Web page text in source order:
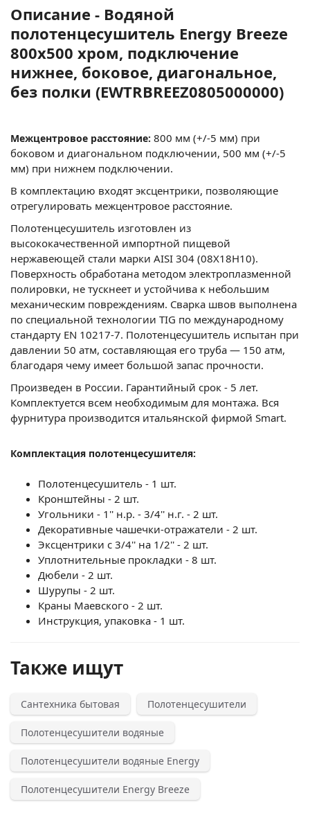
Описание - Водяной
полотенцесушитель Energy Breeze
800x500 хром, подключение
нижнее, боковое, диагональное,
без полки (EWTRBREEZ0805000000)
Межцентровое расстояние: 800 мм (+/-5 мм) при
боковом и диагональном подключении, 500 мм (+/-5
мм) при нижнем подключении.
В комплектацию входят эксцентрики, позволяющие
отрегулировать межцентровое расстояние.
Полотенцесушитель изготовлен из
высококачественной импортной пищевой
нержавеющей стали марки AISI 304 (08Х18Н10).
Поверхность обработана методом электроплазменной
полировки, не тускнеет и устойчива к небольшим
механическим повреждениям. Сварка швов выполнена
по специальной технологии TIG по международному
стандарту EN 10217-7. Полотенцесушитель испытан при
давлении 50 атм, составляющая его труба — 150 атм,
благодаря чему имеет большой запас прочности.
Произведен в России. Гарантийный срок - 5 лет.
Комплектуется всем необходимым для монтажа. Вся
фурнитура производится итальянской фирмой Smart.
Комплектация полотенцесушителя:
Полотенцесушитель - 1 шт.
Кронштейны - 2 шт.
Угольники - 1'' н.р. - 3/4'' н.г. - 2 шт.
Декоративные чашечки-отражатели - 2 шт.
Эксцентрики с 3/4'' на 1/2'' - 2 шт.
Уплотнительные прокладки - 8 шт.
Дюбели - 2 шт.
Шурупы - 2 шт.
Краны Маевского - 2 шт.
Инструкция, упаковка - 1 шт.
Также ищут
Сантехника бытовая Полотенцесушители
Полотенцесушители водяные
Полотенцесушители водяные Energy
Полотенцесушители Energy Breeze